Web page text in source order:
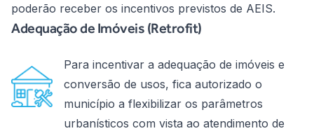
poderão receber os incentivos previstos de AEIS.
Adequação de Imóveis (Retrofit)
Para incentivar a adequação de imóveis e
conversão de usos, fica autorizado o
município a flexibilizar os parâmetros
urbanísticos com vista ao atendimento de